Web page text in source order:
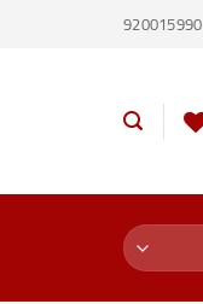
920015990